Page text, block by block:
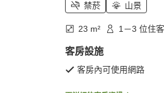
禁菸 山景
23 m² 1－3 位住客
客房設施
客房內可使用網路